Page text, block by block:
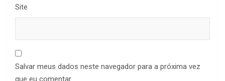
Site
Salvar meus dados neste navegador para a próxima vez
que eu comentar.